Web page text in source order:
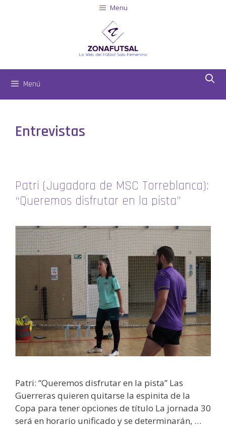
Menu
Menú
Entrevistas
Patri (Jugadora de MSC Torreblanca):
“Queremos disfrutar en la pista”
Patri: “Queremos disfrutar en la pista” Las
Guerreras quieren quitarse la espinita de la
Copa para tener opciones de título La jornada 30
será en horario unificado y se determinarán, …